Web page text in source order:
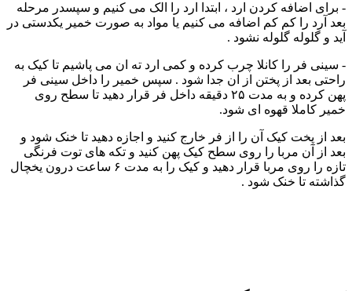
- برای اضافه کردن ارد ، ابتدا ارد را الک می کنیم و سپسدر مرحله
بعد آرد را کم کم اضافه می کنیم یا مواد به صورت خمیر یکدستی در
آید و گلوله گلوله نشود .
- سینی فر را کانلا چرب کرده و کمی ارد ته ان می پاشیم تا کیک به
راحتی بعد از پختن از ان جدا شود . سپس خمیر را داخل سینی فر
پهن کرده و به مدت ۲۵ دقیقه داخل فر قرار دهید تا سطح روی
خمیر کاملا قهوه ای شود.
بعد از پخت کیک آن را از فر خارج کنید و اجازه دهید تا خنک شود و
بعد از آن مربا را روی سطح کیک پهن کنید و تکه های توت فرنگی
تازه را روی مربا قرار دهید و کیک را به مدت ۶ ساعت درون یخچال
گذاشته تا خنک شود .